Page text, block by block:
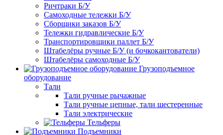
Ричтраки Б/У
Самоходные тележки Б/У
Сборщики заказов Б/У
Тележки гидравлические Б/У
Транспортировщики паллет Б/У
Штабелёры ручные Б/У (и бочкокантователи)
Штабелёры самоходные Б/У
Грузоподъемное
оборудование
Тали
Тали ручные рычажные
Тали ручные цепные, тали шестеренные
Тали электрические
Тельферы
Подъемники